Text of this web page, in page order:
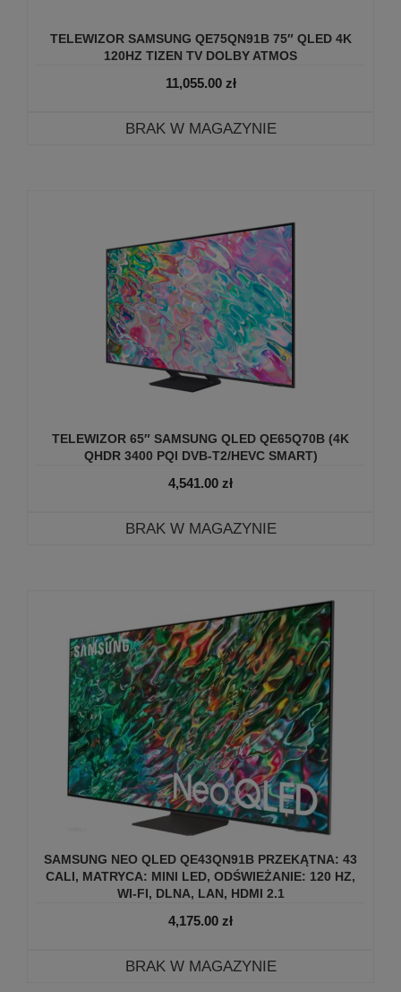
TELEWIZOR SAMSUNG QE75QN91B 75″ QLED 4K
120HZ TIZEN TV DOLBY ATMOS
11,055.00 zł
BRAK W MAGAZYNIE
TELEWIZOR 65″ SAMSUNG QLED QE65Q70B (4K
QHDR 3400 PQI DVB-T2/­HEVC SMART)
4,541.00 zł
BRAK W MAGAZYNIE
SAMSUNG NEO QLED QE43QN91B PRZEKĄTNA: 43
CALI, MATRYCA: MINI LED, ODŚWIEŻANIE: 120 HZ,
WI-FI, DLNA, LAN, HDMI 2.1
4,175.00 zł
BRAK W MAGAZYNIE